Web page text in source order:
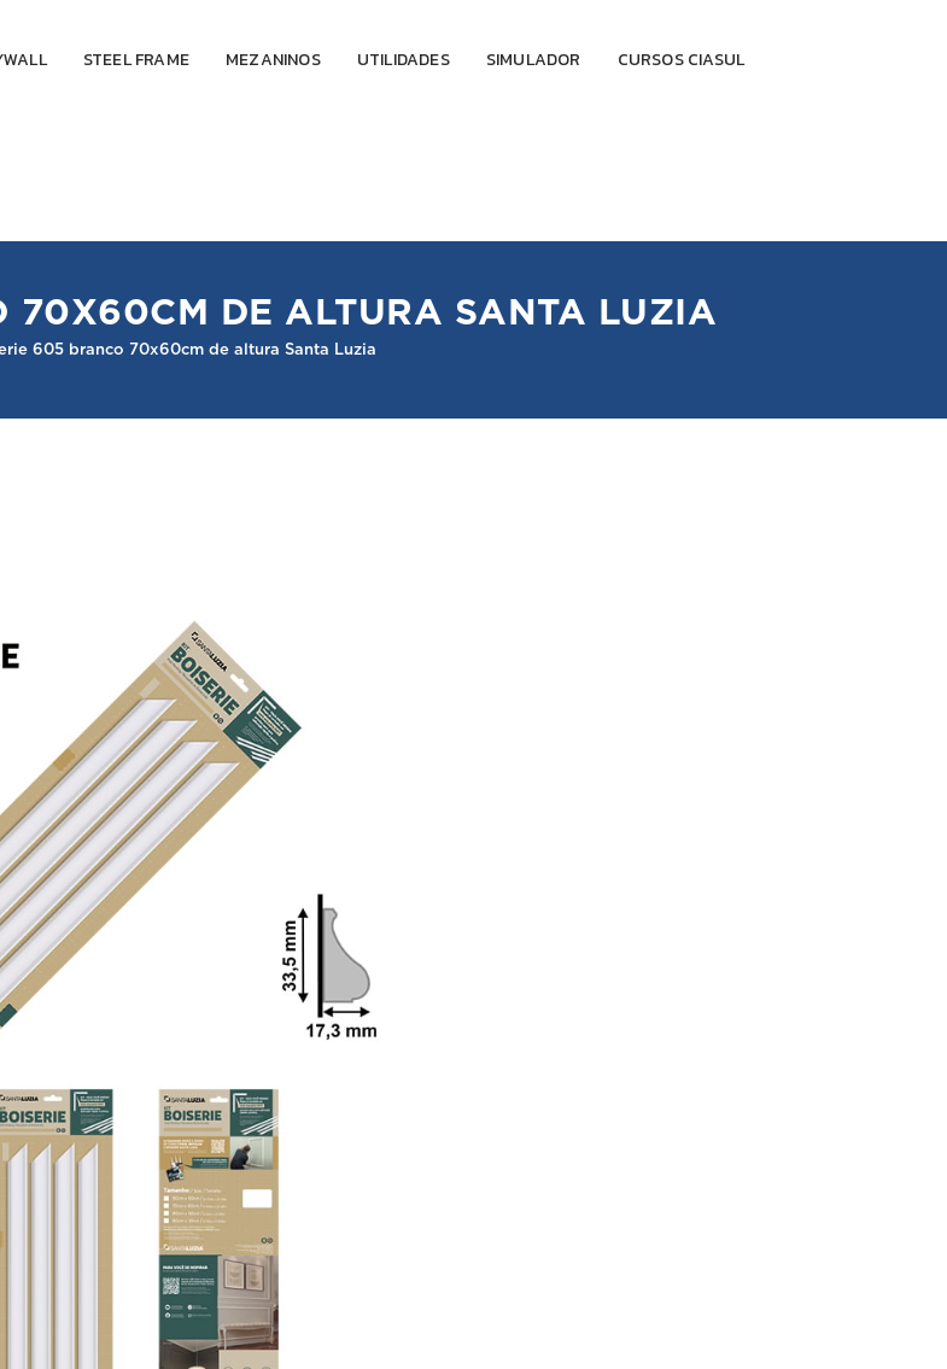
STEEL FRAME MEZANINOS UTILIDADES SIMULADOR CURSOS CIASUL
70X60CM DE ALTURA SANTA LUZIA
605 branco 70x60cm de altura Santa Luzia